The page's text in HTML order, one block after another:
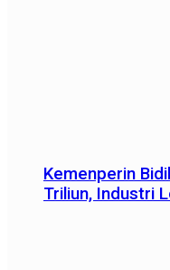
Kemenperin
Triliun, Industri